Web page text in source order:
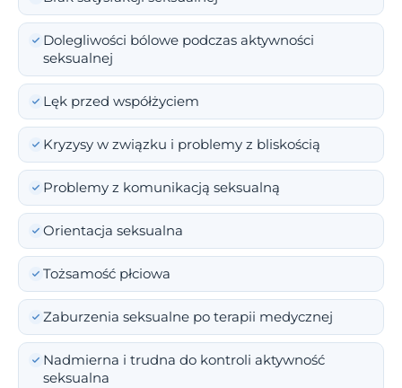
Dolegliwości bólowe podczas aktywności
seksualnej
Lęk przed współżyciem
Kryzysy w związku i problemy z bliskością
Problemy z komunikacją seksualną
Orientacja seksualna
Tożsamość płciowa
Zaburzenia seksualne po terapii medycznej
Nadmierna i trudna do kontroli aktywność
seksualna